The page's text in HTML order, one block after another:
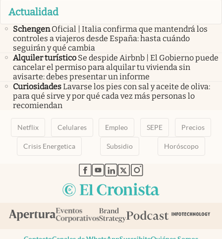
Actualidad
Schengen Oficial | Italia confirma que mantendrá los
controles a viajeros desde España: hasta cuándo
seguirán y qué cambia
Alquiler turístico Se despide Airbnb | El Gobierno puede
cancelar el permiso para alquilar tu vivienda sin
avisarte: debes presentar un informe
CuriosidadesLavarse los pies con sal y aceite de oliva:
para qué sirve y por qué cada vez más personas lo
recomiendan
Netflix Celulares Empleo SEPE Precios
Crisis Energetica Subsidio Horóscopo
abre en nueva pestaña
abre en nueva pestaña
abre en nueva pestaña
abre en nueva pestaña
abre en nueva pestaña